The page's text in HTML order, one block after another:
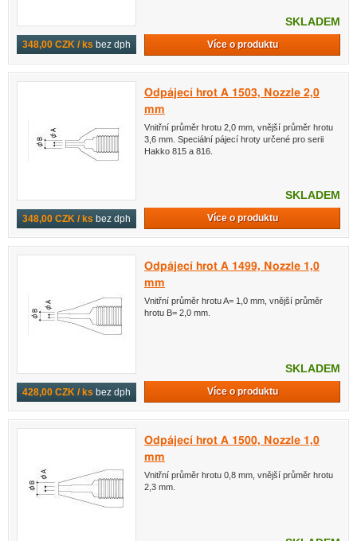
348,00 CZK / ks bez dph
SKLADEM
Více o produktu
348,00 CZK / ks bez dph
Odpájecí hrot A 1503, Nozzle 2,0
mm
Vnitřní průměr hrotu 2,0 mm, vnější průměr hrotu
3,6 mm. Speciální pájecí hroty určené pro serii
Hakko 815 a 816.
SKLADEM
Více o produktu
428,00 CZK / ks bez dph
Odpájecí hrot A 1499, Nozzle 1,0
mm
Vnitřní průměr hrotu A= 1,0 mm, vnější průměr
hrotu B= 2,0 mm.
SKLADEM
Více o produktu
Odpájecí hrot A 1500, Nozzle 1,0
mm
Vnitřní průměr hrotu 0,8 mm, vnější průměr hrotu
2,3 mm.